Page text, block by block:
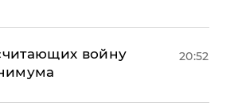
войну
20:52